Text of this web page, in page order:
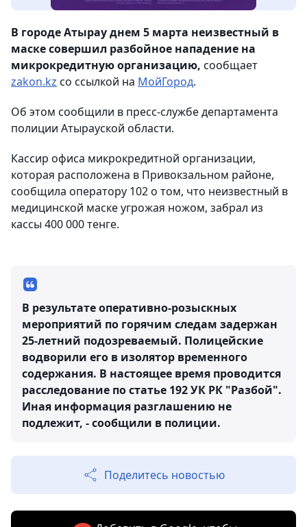
В городе Атырау днем 5 марта неизвестный в
маске совершил разбойное нападение на
микрокредитную организацию, сообщает
zakon.kz со ссылкой на МойГород.
Об этом сообщили в пресс-службе департамента
полиции Атырауской области.
Кассир офиса микрокредитной организации,
которая расположена в Привокзальном районе,
сообщила оператору 102 о том, что неизвестный в
медицинской маске угрожая ножом, забрал из
кассы 400 000 тенге.
В результате оперативно-розыскных
мероприятий по горячим следам задержан
25-летний подозреваемый. Полицейские
водворили его в изолятор временного
содержания. В настоящее время проводится
расследование по статье 192 УК РК "Разбой".
Иная информация разглашению не
подлежит, - сообщили в полиции.
Поделитесь новостью